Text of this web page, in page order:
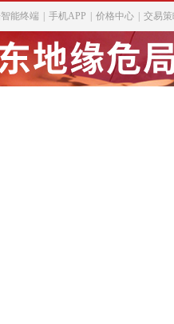
能终端 手机APP 价格中心 交易